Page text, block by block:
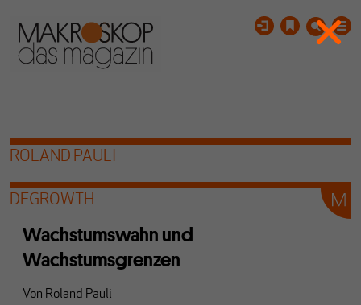
ROLAND PAULI
DEGROWTH
Wachstumswahn und
Wachstumsgrenzen
Von Roland Pauli